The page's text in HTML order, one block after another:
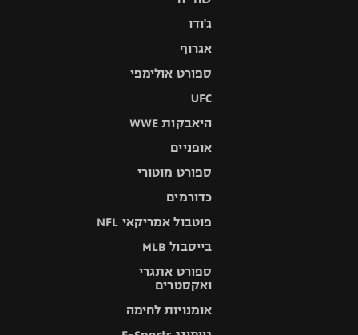
ג'ודו
אגרוף
ספורט אולימפי
UFC
היאבקות WWE
אופניים
ספורט מוטורי
כדורמים
פוטבול אמריקאי NFL
בייסבול MLB
ספורט אתגרי
ואקסטרים
אומנויות לחימה